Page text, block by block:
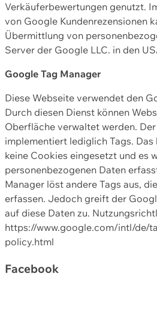
Verkäuferbewertungen genutzt.
von Google Kundenrezensionen
Übermittlung von
Server der Google LLC. in den
Google Tag Manager
Diese Webseite verwendet den
Durch diesen Dienst können
Oberfläche verwaltet werden.
implementiert lediglich Tags.
keine Cookies eingesetzt und es
personenbezogenen Daten
Manager löst andere Tags aus,
erfassen. Jedoch greift der
auf diese Daten zu.
https://www.google.com/intl/de/
policy.html
Facebook